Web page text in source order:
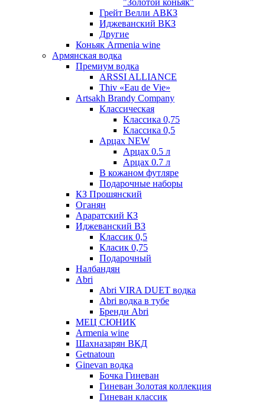
"Золотой коньяк"
Грейт Велли АВКЗ
Иджеванский ВКЗ
Другие
Коньяк Armenia wine
Армянская водка
Премиум водка
ARSSI ALLIANCE
Thiv «Eau de Vie»
Artsakh Brandy Company
Классическая
Классика 0,75
Классика 0,5
Арцах NEW
Арцах 0.5 л
Арцах 0.7 л
В кожаном футляре
Подарочные наборы
КЗ Прошянский
Оганян
Араратский КЗ
Иджеванский ВЗ
Классик 0,5
Класик 0,75
Подарочный
Налбандян
Abri
Abri VIRA DUET водка
Abri водка в тубе
Бренди Abri
МЕЦ СЮНИК
Armenia wine
Шахназарян ВКД
Getnatoun
Ginevan водка
Бочка Гиневан
Гиневан Золотая коллекция
Гиневан классик